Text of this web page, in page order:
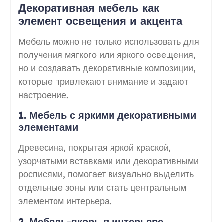
Декоративная мебель как
элемент освещения и акцента
Мебель можно не только использовать для
получения мягкого или яркого освещения,
но и создавать декоративные композиции,
которые привлекают внимание и задают
настроение.
1. Мебель с яркими декоративными
элементами
Древесина, покрытая яркой краской,
узорчатыми вставками или декоративными
росписями, помогает визуально выделить
отдельные зоны или стать центральным
элементом интерьера.